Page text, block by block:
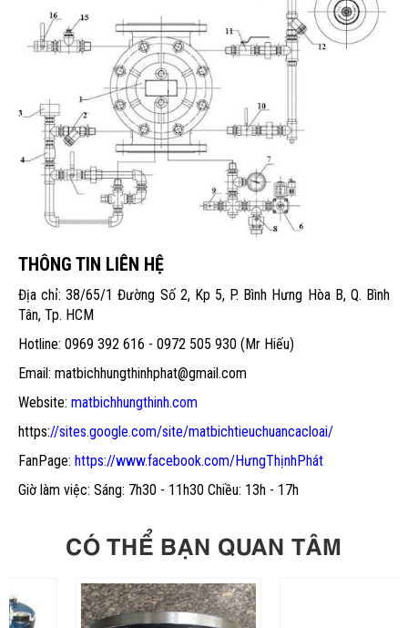
THÔNG TIN LIÊN HỆ
Địa chỉ: 38/65/1 Đường Số 2, Kp 5, P. Bình Hưng Hòa B, Q. Bình
Tân, Tp. HCM
Hotline: 0969 392 616 - 0972 505 930 (Mr Hiếu)
Email: matbichhungthinhphat@gmail.com
Website: matbichhungthinh.com
https://sites.google.com/site/matbichtieuchuancacloai/
FanPage: https://www.facebook.com/HưngThịnhPhát
Giờ làm việc: Sáng: 7h30 - 11h30 Chiều: 13h - 17h
CÓ THỂ BẠN QUAN TÂM